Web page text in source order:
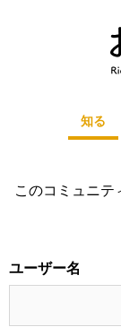
知る
このコミュニ
ユーザー名